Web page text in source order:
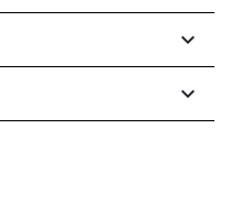
keyboard_arrow_down
keyboard_arrow_down